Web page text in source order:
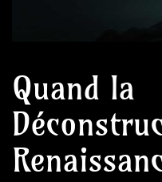
Quand la